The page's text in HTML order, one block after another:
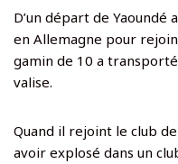
D’un départ de Yaoundé
en Allemagne pour
gamin de 10 a
valise.
Quand il rejoint le club
avoir explosé dans un